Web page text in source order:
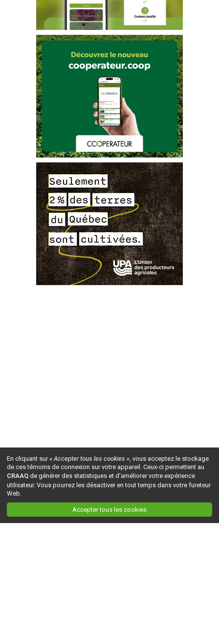
En cliquant sur« Accepter tous les cookies », vous acceptez le stockage
de ces témoins de connexion sur votre appareil. Ceux-ci permettent au
CRAAQ de générer des statistiques et d'améliorer votre expérience
utilisateur. Vous pourrez les désactiver en tout temps dans votre fureteur
Web.
Accepter tous les cookies